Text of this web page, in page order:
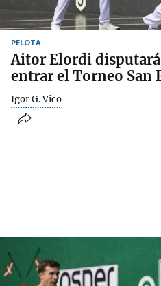
PELOTA
Aitor Elordi
entrar el Torneo San
Igor G. Vico